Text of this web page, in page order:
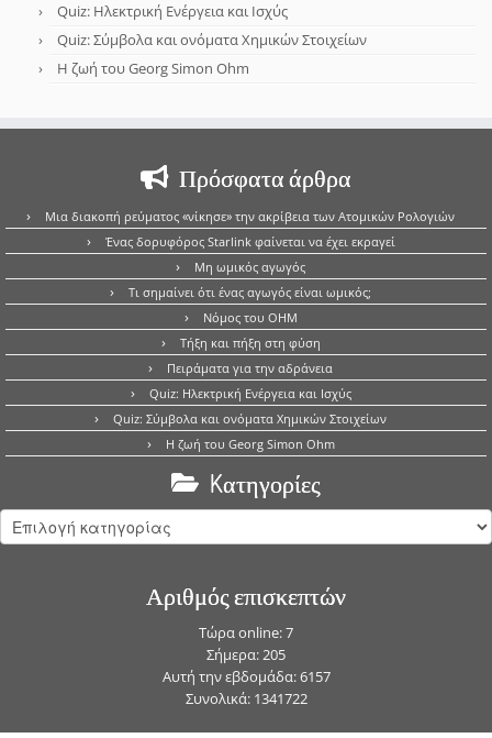
Quiz: Ηλεκτρική Ενέργεια και Ισχύς
Quiz: Σύμβολα και ονόματα Χημικών Στοιχείων
Η ζωή του Georg Simon Ohm
Πρόσφατα άρθρα
Μια διακοπή ρεύματος «νίκησε» την ακρίβεια των Ατομικών Ρολογιών
Ένας δορυφόρος Starlink φαίνεται να έχει εκραγεί
Μη ωμικός αγωγός
Τι σημαίνει ότι ένας αγωγός είναι ωμικός;
Νόμος του OHM
Τήξη και πήξη στη φύση
Πειράματα για την αδράνεια
Quiz: Ηλεκτρική Ενέργεια και Ισχύς
Quiz: Σύμβολα και ονόματα Χημικών Στοιχείων
Η ζωή του Georg Simon Ohm
Kατηγορίες
Kατηγορίες
Αριθμός επισκεπτών
Τώρα online: 7
Σήμερα: 205
Αυτή την εβδομάδα: 6157
Συνολικά: 1341722